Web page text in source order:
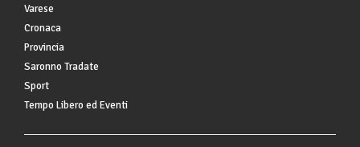
Varese
Cronaca
Provincia
Saronno Tradate
Sport
Tempo Libero ed Eventi